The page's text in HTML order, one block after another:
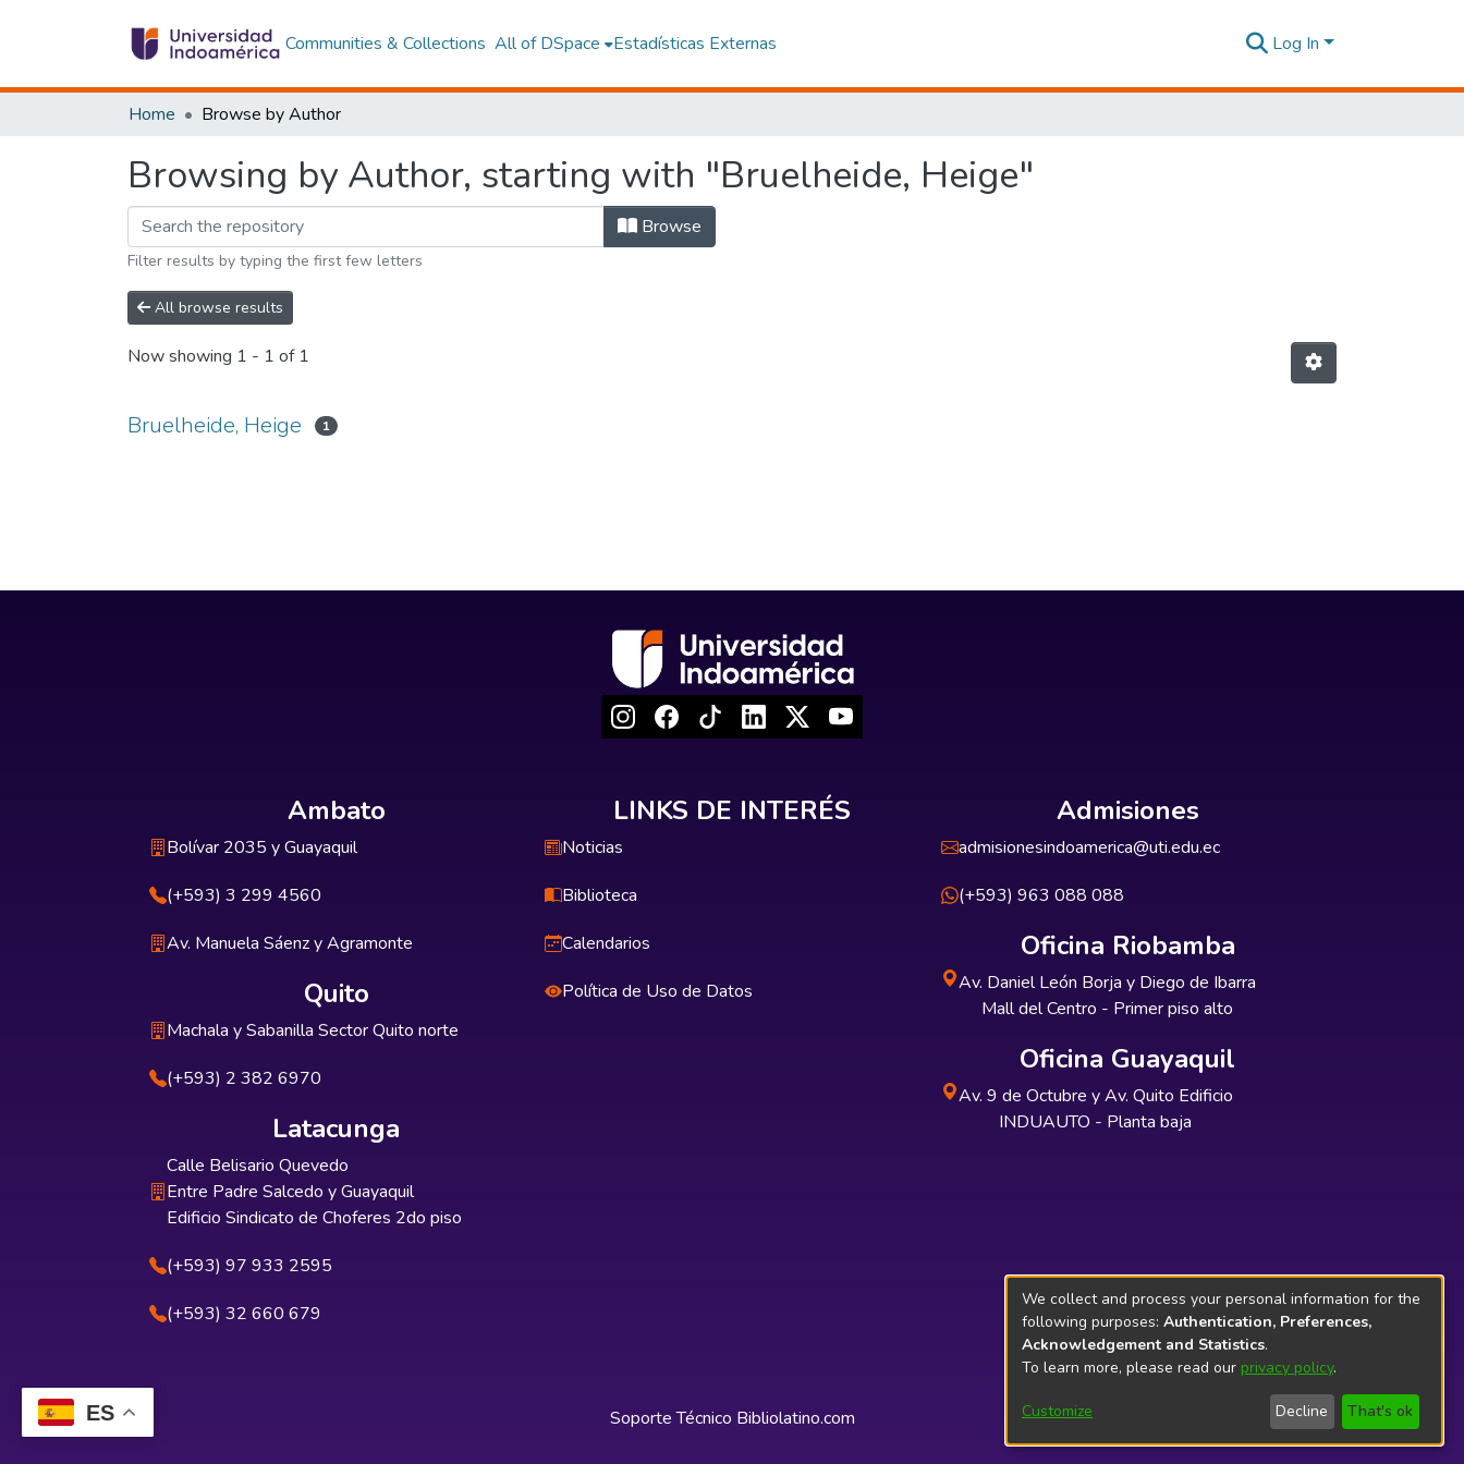
ES
Communities & Collections All of DSpace Estadísticas Externas Log In
Home Browse by Author
Browsing by Author, starting with "Bruelheide, Heige"
Browse
Filter results by typing the first few letters
All browse results
Now showing 1 - 1 of 1
Bruelheide, Heige 1
Ambato
Bolívar 2035 y Guayaquil
(+593) 3 299 4560
Av. Manuela Sáenz y Agramonte
Quito
Machala y Sabanilla Sector Quito norte
(+593) 2 382 6970
Latacunga
Calle Belisario Quevedo
Entre Padre Salcedo y Guayaquil
Edificio Sindicato de Choferes 2do piso
(+593) 97 933 2595
(+593) 32 660 679
LINKS DE INTERÉS
Noticias
Biblioteca
Calendarios
Política de Uso de Datos
Admisiones
admisionesindoamerica@uti.edu.ec
(+593) 963 088 088
Oficina Riobamba
Av. Daniel León Borja y Diego de Ibarra
Mall del Centro - Primer piso alto
Oficina Guayaquil
Av. 9 de Octubre y Av. Quito Edificio
INDUAUTO - Planta baja
Soporte Técnico Bibliolatino.com
We collect and process your personal information for the
following purposes: Authentication, Preferences,
Acknowledgement and Statistics.
To learn more, please read our privacy policy.
Customize Decline That's ok